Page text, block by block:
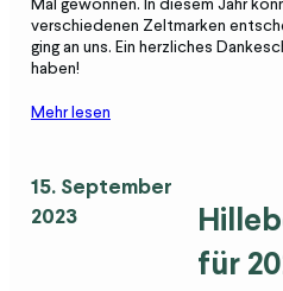
verschiedenen Zeltmarken
ging an uns. Ein herzliches
haben!
Mehr lesen
15. September
2023
für